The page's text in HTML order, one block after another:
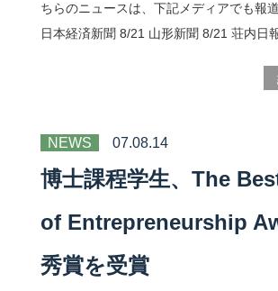
ちらのニュースは、下記メディアでも報
日本経済新聞 8/21 山形新聞 8/21 荘内
NEWS 07.08.14
博士課程学生、The
of Entrepreneurship
秀賞を受賞